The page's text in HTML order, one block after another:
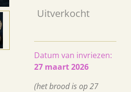
Uitverkocht
Datum van invriezen:
27 maart 2026
(het brood is op 27